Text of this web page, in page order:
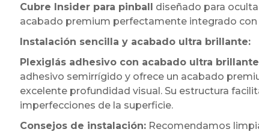
Cubre Insider para pinball diseñado para
acabado premium perfectamente integrado
Instalación sencilla y acabado ultra brillante:
Plexiglás adhesivo con acabado ultra
adhesivo semirrígido y ofrece un acabado
excelente profundidad visual. Su estructura
imperfecciones de la superficie.
Consejos de instalación:Recomendamos